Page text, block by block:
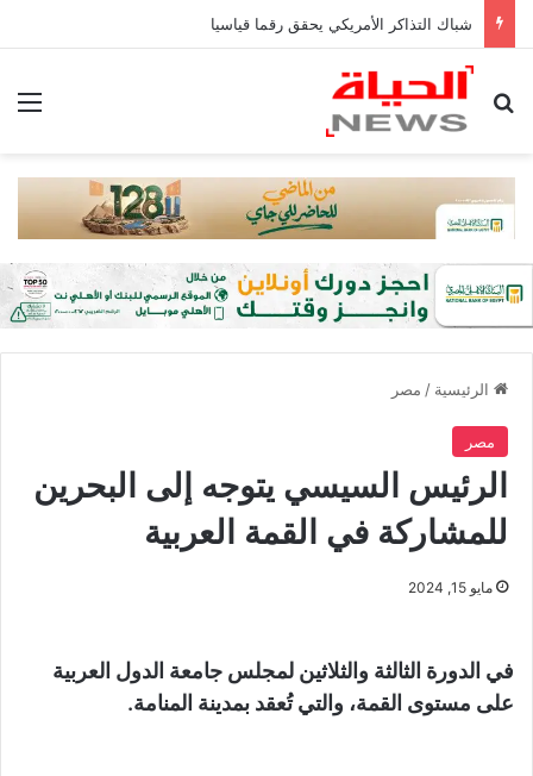
شباك التذاكر الأمريكي يحقق رقما قياسيا
بحث عن
الرئيسية / مصر
مصر
الرئيس السيسي يتوجه إلى البحرين
للمشاركة في القمة العربية
مايو 15, 2024
في الدورة الثالثة والثلاثين لمجلس جامعة الدول العربية
على مستوى القمة، والتي تُعقد بمدينة المنامة.